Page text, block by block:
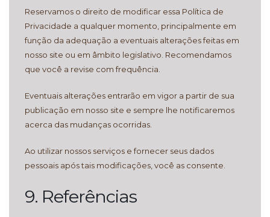
Reservamos o direito de modificar essa Política de
Privacidade a qualquer momento, principalmente em
função da adequação a eventuais alterações feitas em
nosso site ou em âmbito legislativo. Recomendamos
que você a revise com frequência.
Eventuais alterações entrarão em vigor a partir de sua
publicação em nosso site e sempre lhe notificaremos
acerca das mudanças ocorridas.
Ao utilizar nossos serviços e fornecer seus dados
pessoais após tais modificações, você as consente.
9. Referências